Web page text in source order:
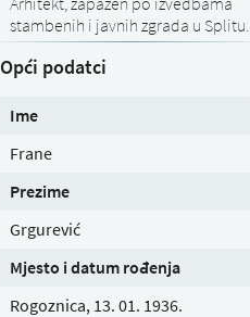
stambenih i javnih zgrada u Splitu.
Opći podatci
Ime
Frane
Prezime
Grgurević
Mjesto i datum rođenja
Rogoznica, 13. 01. 1936.